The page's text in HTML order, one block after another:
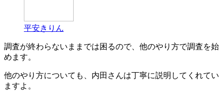
平安きりん
調査が終わらないままでは困るので、他のやり方で調査を始
めます。
他のやり方についても、内田さんは丁寧に説明してくれてい
ますよ。